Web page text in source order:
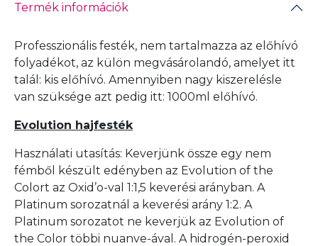
Termék információk
Professzionális festék, nem tartalmazza az előhívó
folyadékot, az külön megvásárolandó, amelyet itt
talál: kis előhívó. Amennyiben nagy kiszerelésle
van szüksége azt pedig itt: 1000ml előhívó.
Evolution hajfesték
Használati utasítás: Keverjünk össze egy nem
fémből készült edényben az Evolution of the
Colort az Oxid’o-val 1:1,5 keverési arányban. A
Platinum sorozatnál a keverési arány 1:2. A
Platinum sorozatot ne keverjük az Evolution of
the Color többi nuanve-ával. A hidrogén-peroxid